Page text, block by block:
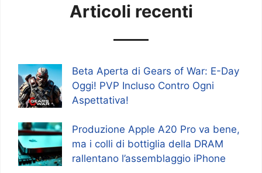
Articoli recenti
Beta Aperta di Gears of War: E-Day
Oggi! PVP Incluso Contro Ogni
Aspettativa!
Produzione Apple A20 Pro va bene,
ma i colli di bottiglia della DRAM
rallentano l’assemblaggio iPhone